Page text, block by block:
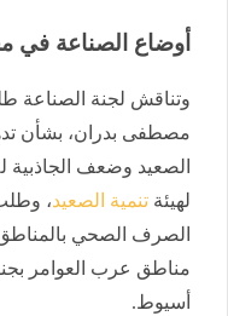
أوضاع الصناعة في
وتناقش لجنة الصناعة
مصطفى بدران، بشأن
الصعيد وضعف
لهيئة تنمية الصعيد،
الصرف الصحي
مناطق عرب العوامر
أسيوط.